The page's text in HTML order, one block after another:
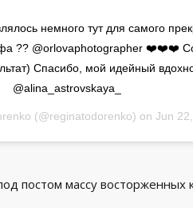
?? @orlovaphotographer ❤️❤️❤️
@alina_astrovskaya_
(@reginatodorenko) on Jun
постом массу восторженных